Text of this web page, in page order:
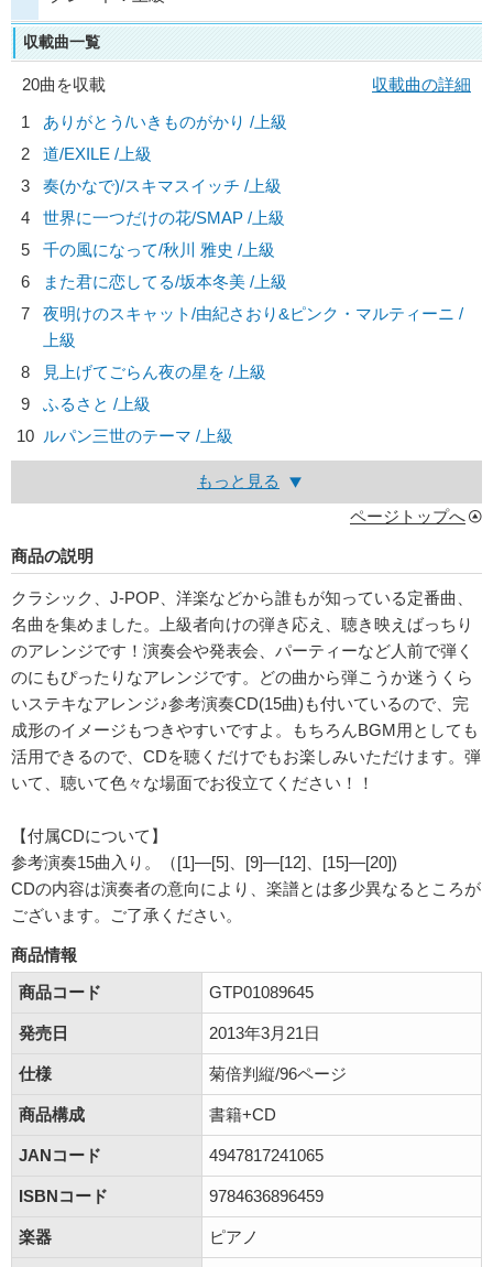
収載曲一覧
20曲を収載
収載曲の詳細
1
ありがとう/いきものがかり /上級
2
道/EXILE /上級
3
奏(かなで)/スキマスイッチ /上級
4
世界に一つだけの花/SMAP /上級
5
千の風になって/秋川 雅史 /上級
6
また君に恋してる/坂本冬美 /上級
7
夜明けのスキャット/由紀さおり&ピンク・マルティーニ /
上級
8
見上げてごらん夜の星を /上級
9
ふるさと /上級
10 ルパン三世のテーマ /上級
もっと見る
ページトップへ
商品の説明
クラシック、J-POP、洋楽などから誰もが知っている定番曲、
名曲を集めました。上級者向けの弾き応え、聴き映えばっちり
のアレンジです！演奏会や発表会、パーティーなど人前で弾く
のにもぴったりなアレンジです。どの曲から弾こうか迷うくら
いステキなアレンジ♪参考演奏CD(15曲)も付いているので、完
成形のイメージもつきやすいですよ。もちろんBGM用としても
活用できるので、CDを聴くだけでもお楽しみいただけます。弾
いて、聴いて色々な場面でお役立てください！！
【付属CDについて】
参考演奏15曲入り。（[1]―[5]、[9]―[12]、[15]―[20])
CDの内容は演奏者の意向により、楽譜とは多少異なるところが
ございます。ご了承ください。
商品情報
商品コード
GTP01089645
発売日 2013年3月21日
仕様 菊倍判縦/96ページ
商品構成 書籍+CD
JANコード 4947817241065
ISBNコード 9784636896459
楽器 ピアノ